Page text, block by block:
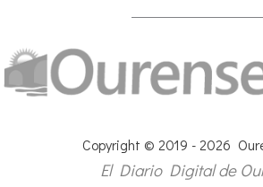
Copyright © 2019 - 2026
El Diario Digital de